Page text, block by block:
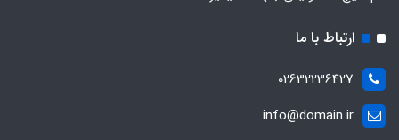
ارتباط با ما
02632236427
info@domain.ir